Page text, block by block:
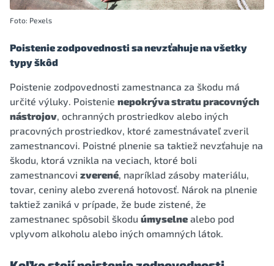
Foto: Pexels
Poistenie zodpovednosti sa nevzťahuje na všetky
typy škôd
Poistenie zodpovednosti zamestnanca za škodu má
určité výluky. Poistenie nepokrýva stratu pracovných
nástrojov, ochranných prostriedkov alebo iných
pracovných prostriedkov, ktoré zamestnávateľ zveril
zamestnancovi. Poistné plnenie sa taktiež nevzťahuje na
škodu, ktorá vznikla na veciach, ktoré boli
zamestnancovi zverené, napríklad zásoby materiálu,
tovar, ceniny alebo zverená hotovosť. Nárok na plnenie
taktiež zaniká v prípade, že bude zistené, že
zamestnanec spôsobil škodu úmyselne alebo pod
vplyvom alkoholu alebo iných omamných látok.